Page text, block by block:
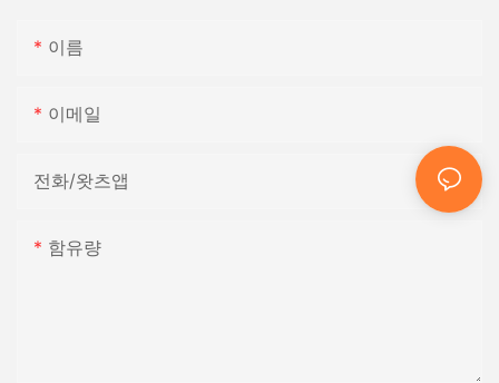
이름
이메일
전화/왓츠앱
함유량